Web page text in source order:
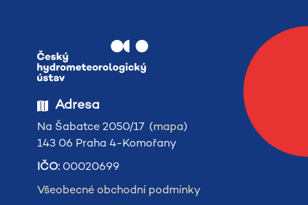
Adresa
Na Šabatce 2050/17 (mapa)
143 06 Praha 4-Komořany
IČO: 00020699
Všeobecné obchodní podmínky